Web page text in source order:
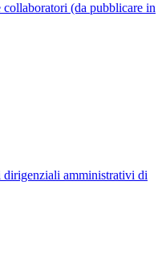
collaboratori (da pubblicare in
amministrativi di